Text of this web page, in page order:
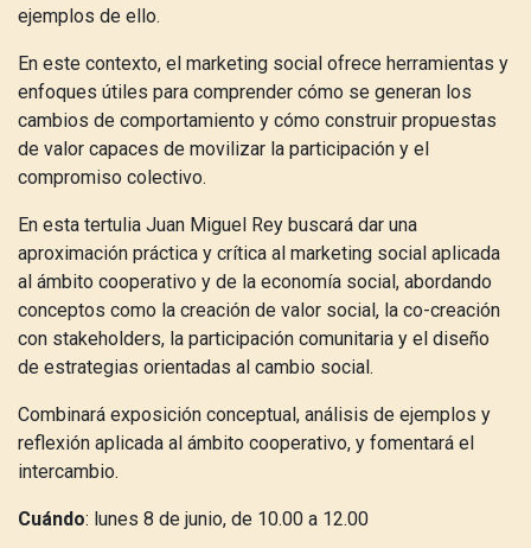
ejemplos de ello.
En este contexto, el marketing social ofrece herramientas y
enfoques útiles para comprender cómo se generan los
cambios de comportamiento y cómo construir propuestas
de valor capaces de movilizar la participación y el
compromiso colectivo.
En esta tertulia Juan Miguel Rey buscará dar una
aproximación práctica y crítica al marketing social aplicada
al ámbito cooperativo y de la economía social, abordando
conceptos como la creación de valor social, la co-creación
con stakeholders, la participación comunitaria y el diseño
de estrategias orientadas al cambio social.
Combinará exposición conceptual, análisis de ejemplos y
reflexión aplicada al ámbito cooperativo, y fomentará el
intercambio.
Cuándo: lunes 8 de junio, de 10.00 a 12.00